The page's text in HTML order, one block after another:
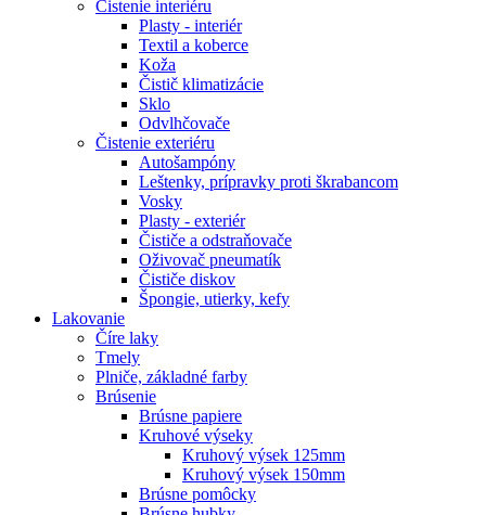
Čistenie interiéru
Plasty - interiér
Textil a koberce
Koža
Čistič klimatizácie
Sklo
Odvlhčovače
Čistenie exteriéru
Autošampóny
Leštenky, prípravky proti škrabancom
Vosky
Plasty - exteriér
Čističe a odstraňovače
Oživovač pneumatík
Čističe diskov
Špongie, utierky, kefy
Lakovanie
Číre laky
Tmely
Plniče, základné farby
Brúsenie
Brúsne papiere
Kruhové výseky
Kruhový výsek 125mm
Kruhový výsek 150mm
Brúsne pomôcky